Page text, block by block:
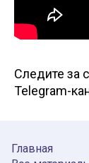
Следите за
Telegram-
Главная